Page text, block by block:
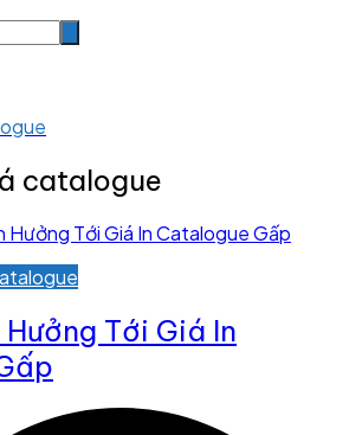
catalogue
Tới Giá In